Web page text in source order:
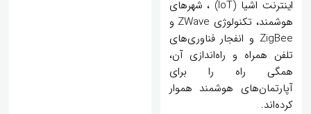
اینترنت اشیا (IoT) ، شهرهای
هوشمند، تکنولوژی ZWave و
ZigBee و انفجار فناوری‌های
تلفن همراه و راه‌اندازی آن،
همگی راه را برای
آپارتمان‌های هوشمند هموار
کرده‌اند.